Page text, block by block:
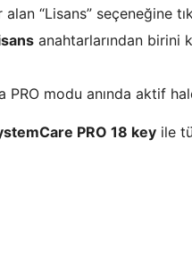
“Lisans” seçeneğine
anahtarlarından birini
PRO modu anında aktif
PRO 18 key ile